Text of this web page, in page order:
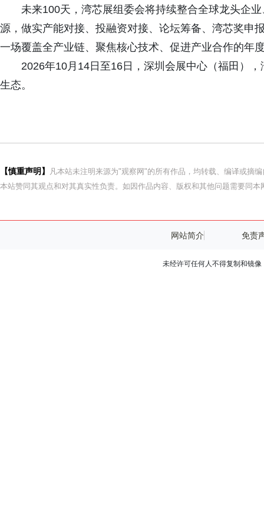
未来100天，湾芯展组委会将持续整合全球龙头企
源，做实产能对接、投融资对接、论坛筹备、湾芯奖申
一场覆盖全产业链、聚焦核心技术、促进产业合作的年
2026年10月14日至16日，深圳会展中心（福田）
生态。
【慎重声明】
凡本站未注明来源为"观察网"的所有作品，均转载、编译或摘
本站赞同其观点和对其真实性负责。如因作品内容、版权和其他问题需要同本
网站简介 免责
未经许可任何人不得复制和镜